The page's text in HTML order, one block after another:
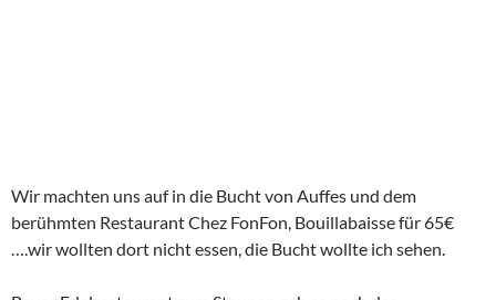
Wir machten uns auf in die Bucht von Auffes und dem
berühmten Restaurant Chez FonFon, Bouillabaisse für 65€
….wir wollten dort nicht essen, die Bucht wollte ich sehen.